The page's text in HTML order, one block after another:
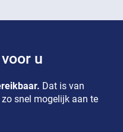
u
Dat is van
snel mogelijk aan te